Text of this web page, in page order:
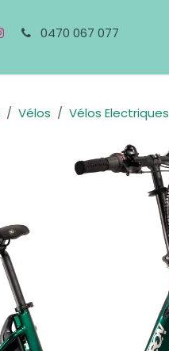
0470 067 077
Vélos Vélos Electriques